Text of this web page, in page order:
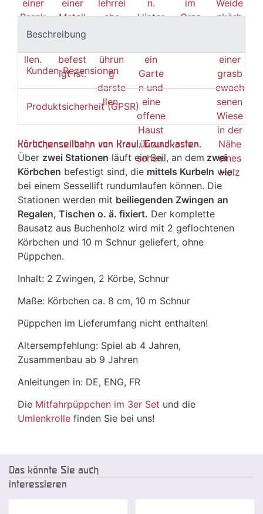
Beschreibung
Kunden-Rezensionen
Produktsicherheit (GPSR)
Körbchenseilbahn von Kraul, Grundkasten.
Über zwei Stationen läuft ein Seil, an dem zwei
Körbchen befestigt sind, die mittels Kurbeln wie
bei einem Sessellift rundumlaufen können. Die
Stationen werden mit beiliegenden Zwingen an
Regalen, Tischen o. ä. fixiert. Der komplette
Bausatz aus Buchenholz wird mit 2 geflochtenen
Körbchen und 10 m Schnur geliefert, ohne
Püppchen.
Inhalt: 2 Zwingen, 2 Körbe, Schnur
Maße: Körbchen ca. 8 cm, 10 m Schnur
Püppchen im Lieferumfang nicht enthalten!
Altersempfehlung: Spiel ab 4 Jahren,
Zusammenbau ab 9 Jahren
Anleitungen in: DE, ENG, FR
Die Mitfahrpüppchen im 3er Set und die
Umlenkrolle finden Sie bei uns!
Das könnte Sie auch
interessieren